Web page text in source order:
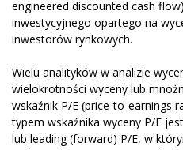
engineered discounted cash
inwestycyjnego opartego na
inwestorów rynkowych.
Wielu analityków w analizie
wielokrotności wyceny lub
wskaźnik P/E (price-to-earnings
typem wskaźnika wyceny P/E
lub leading (forward) P/E, w